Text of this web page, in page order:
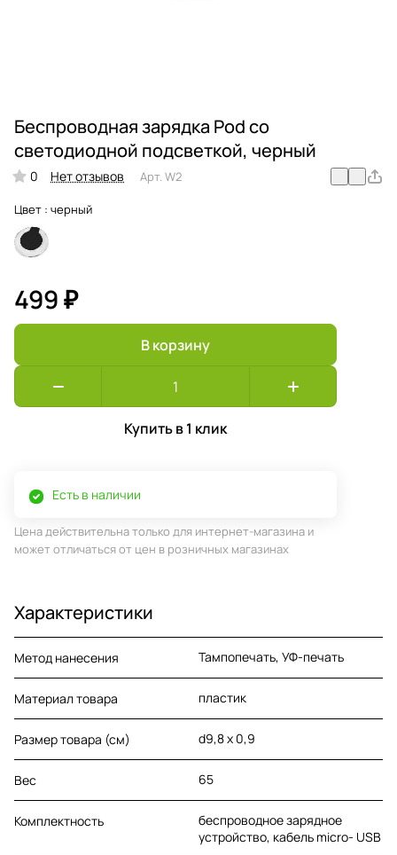
Беспроводная зарядка Pod со
светодиодной подсветкой, черный
0 Нет отзывов Арт. W2
Цвет : черный
499 ₽
В корзину
Купить в 1 клик
Есть в наличии
Цена действительна только для интернет-магазина и
может отличаться от цен в розничных магазинах
Характеристики
Метод нанесения Тампопечать, УФ-печать
Материал товара пластик
Размер товара (см) d9,8 х 0,9
Вес 65
Комплектность
беспроводное зарядное
устройство, кабель micro- USB